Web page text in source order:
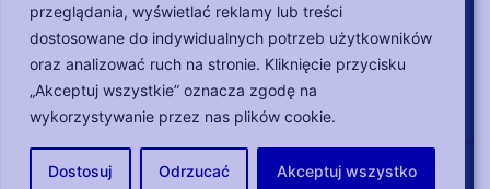
przeglądania, wyświetlać reklamy lub treści
dostosowane do indywidualnych potrzeb użytkowników
oraz analizować ruch na stronie. Kliknięcie przycisku
„Akceptuj wszystkie” oznacza zgodę na
wykorzystywanie przez nas plików cookie.
Dostosuj Odrzucać Akceptuj wszystko
Dla pracodawców
Nasze działania
Copyright © 2018-2024 Fundacja Heros |RODO |
Oświadczenie w sprawie dostępności